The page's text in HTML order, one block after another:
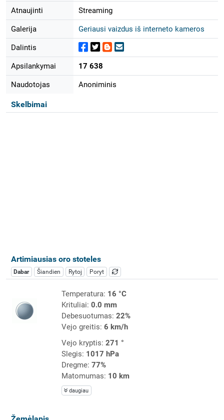
Atnaujinti Streaming
Galerija Geriausi vaizdus iš interneto kameros
Dalintis
Apsilankymai 17 638
Naudotojas Anoniminis
Skelbimai
Artimiausias oro stoteles
Dabar Šiandien Rytoj Poryt
Temperatura: 16 °C
Krituliai: 0.0 mm
Debesuotumas: 22%
Vejo greitis: 6 km/h
Vejo kryptis: 271 °
Slegis: 1017 hPa
Dregme: 77%
Matomumas: 10 km
daugiau